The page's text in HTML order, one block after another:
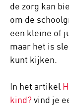
de zorg kan
om de
een kleine of
maar het is
kunt kijken.
In het artikel
kind? vind je